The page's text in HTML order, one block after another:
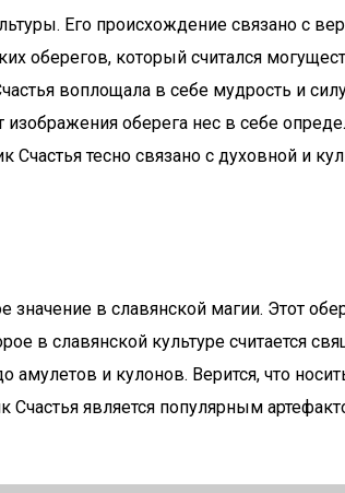
Его происхождение связано с
оберегов, который считался
воплощала в себе мудрость и
оберега нес в себе
тесно связано с духовной и
в славянской магии. Этот
в славянской культуре считается
и кулонов. Верится, что
является популярным